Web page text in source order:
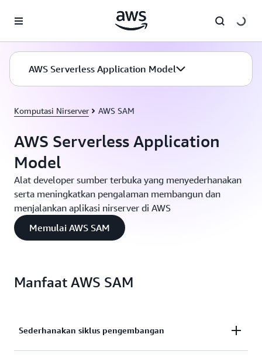
AWS Serverless Application Model
Komputasi Nirserver AWS SAM
AWS Serverless Application
Model
Alat developer sumber terbuka yang menyederhanakan
serta meningkatkan pengalaman membangun dan
menjalankan aplikasi nirserver di AWS
Memulai AWS SAM
Manfaat AWS SAM
Sederhanakan siklus pengembangan